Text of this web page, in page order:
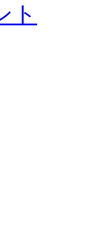
ト